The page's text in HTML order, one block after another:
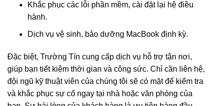
Khắc phục các lỗi phần mềm, cài đặt lại hệ điều
hành.
Dịch vụ vệ sinh, bảo dưỡng MacBook định kỳ.
Đặc biệt, Trường Tín cung cấp dịch vụ hỗ trợ tận nơi,
giúp bạn tiết kiệm thời gian và công sức. Chỉ cần liên hệ,
đội ngũ kỹ thuật viên của chúng tôi sẽ có mặt để kiểm tra
và khắc phục sự cố ngay tại nhà hoặc văn phòng của